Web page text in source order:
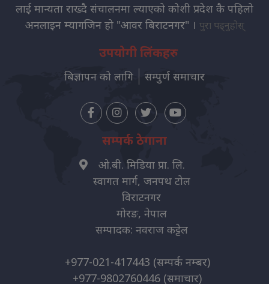
लाई मान्यता राख्दै संचालनमा ल्याएको कोशी प्रदेश कै पहिलो
अनलाइन म्यागजिन हो "आवर बिराटनगर" । पुरा पढ्नुहोस्
उपयोगी लिंकहरु
बिज्ञापन को लागि सम्पुर्ण समाचार
सम्पर्क ठेगाना
ओ.बी. मिडिया प्रा. लि.
स्वागत मार्ग, जनपथ टोल
विराटनगर
मोरङ, नेपाल
सम्पादक: नवराज कट्टेल
+977-021-417443 (सम्पर्क नम्बर)
+977-9802760446 (समाचार)